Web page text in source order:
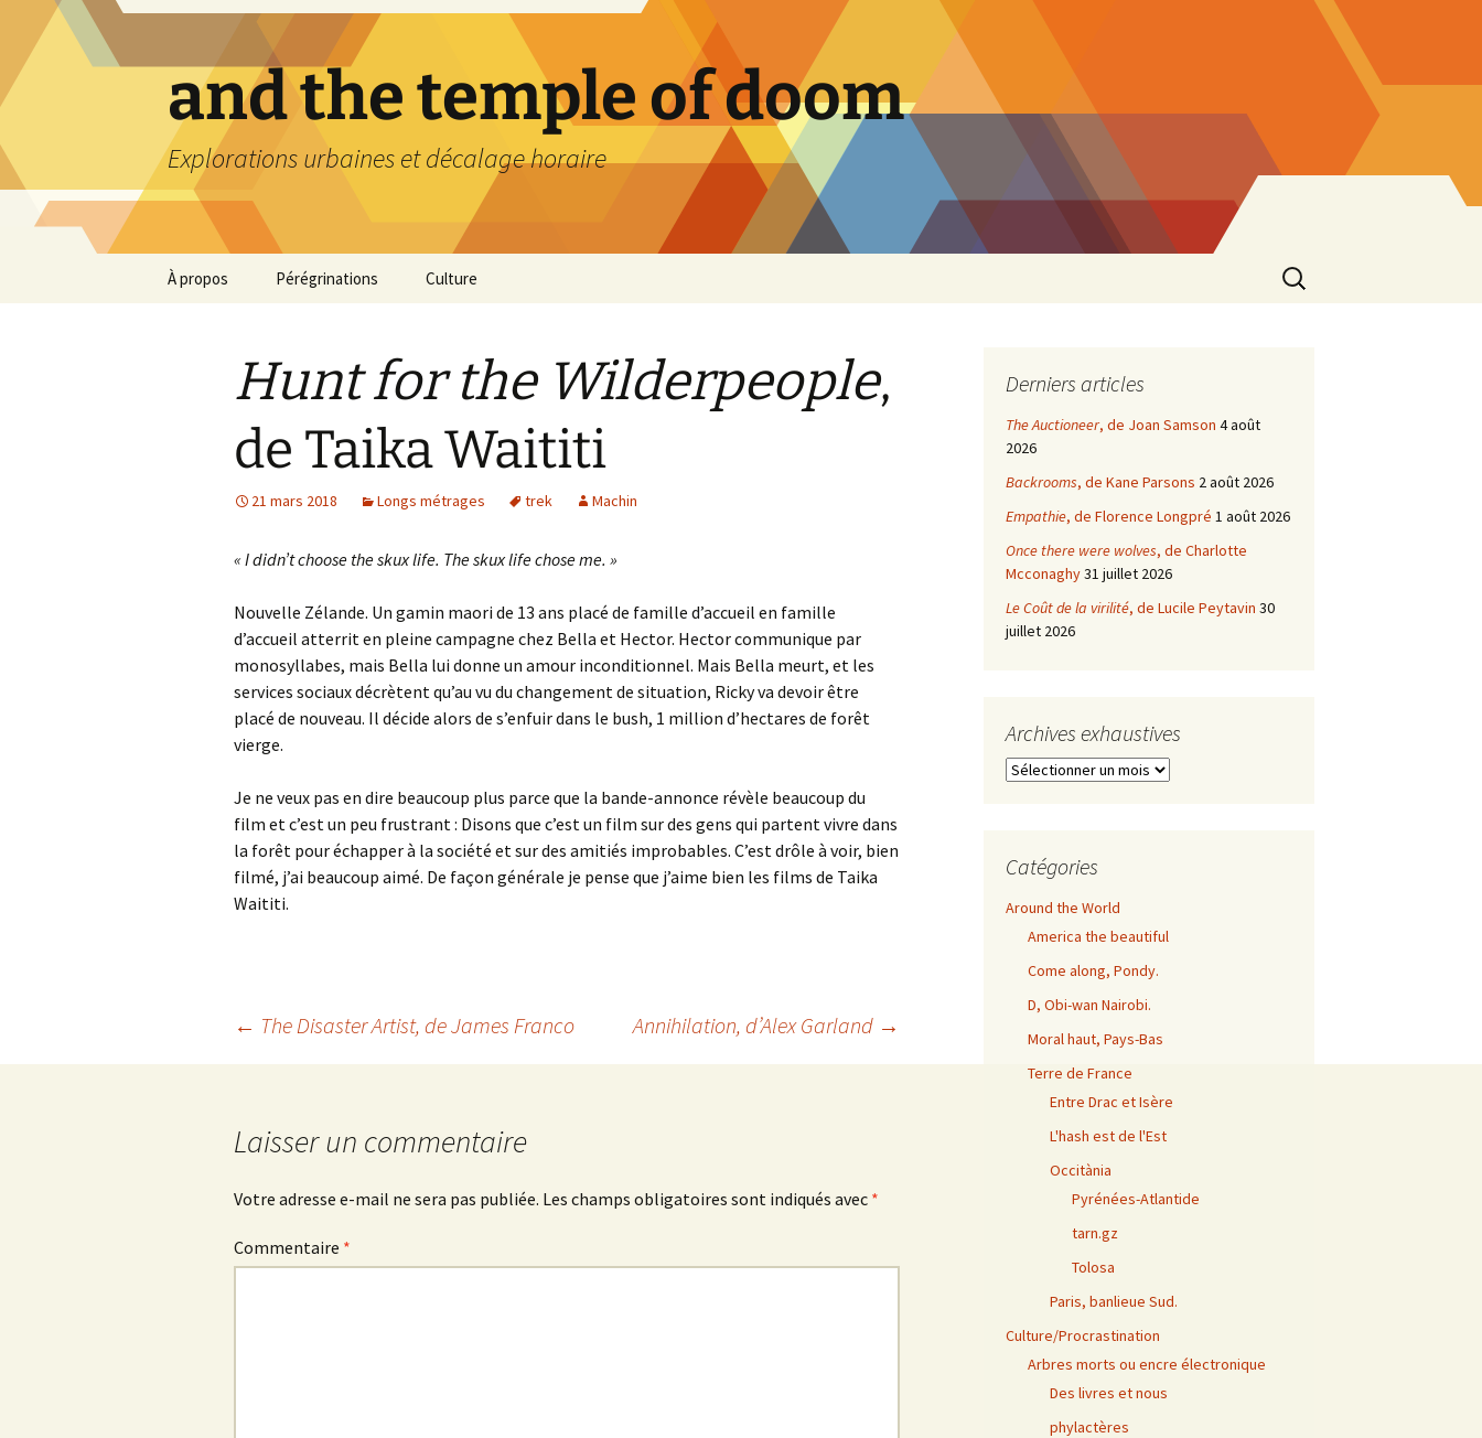
contenu
and the temple of doom
Explorations urbaines et décalage horaire
À propos Pérégrinations Culture
Rechercher :
Hunt for the Wilderpeople,
de Taika Waititi
21 mars 2018 Longs métrages trek Machin
« I didn’t choose the skux life. The skux life chose me. »
Nouvelle Zélande. Un gamin maori de 13 ans placé de famille d’accueil en famille
d’accueil atterrit en pleine campagne chez Bella et Hector. Hector communique par
monosyllabes, mais Bella lui donne un amour inconditionnel. Mais Bella meurt, et les
services sociaux décrètent qu’au vu du changement de situation, Ricky va devoir être
placé de nouveau. Il décide alors de s’enfuir dans le bush, 1 million d’hectares de forêt
vierge.
Je ne veux pas en dire beaucoup plus parce que la bande-annonce révèle beaucoup du
film et c’est un peu frustrant : Disons que c’est un film sur des gens qui partent vivre dans
la forêt pour échapper à la société et sur des amitiés improbables. C’est drôle à voir, bien
filmé, j’ai beaucoup aimé. De façon générale je pense que j’aime bien les films de Taika
Waititi.
Navigation
← The Disaster Artist, de James Franco Annihilation, d’Alex Garland →
Laisser un commentaire
Votre adresse e-mail ne sera pas publiée. Les champs obligatoires sont indiqués avec *
Commentaire *
Derniers articles
The Auctioneer, de Joan Samson 4 août
2026
Backrooms, de Kane Parsons 2 août 2026
Empathie, de Florence Longpré 1 août 2026
Once there were wolves, de Charlotte
Mcconaghy31 juillet 2026
Le Coût de la virilité, de Lucile Peytavin 30
juillet 2026
Archives exhaustives
Archives
Catégories
Around the World
America the beautiful
Come along, Pondy.
D, Obi-wan Nairobi.
Moral haut, Pays-Bas
Terre de France
Entre Drac et Isère
L'hash est de l'Est
Occitània
Pyrénées-Atlantide
tarn.gz
Tolosa
Paris, banlieue Sud.
Culture/Procrastination
Arbres morts ou encre électronique
Des livres et nous
phylactères